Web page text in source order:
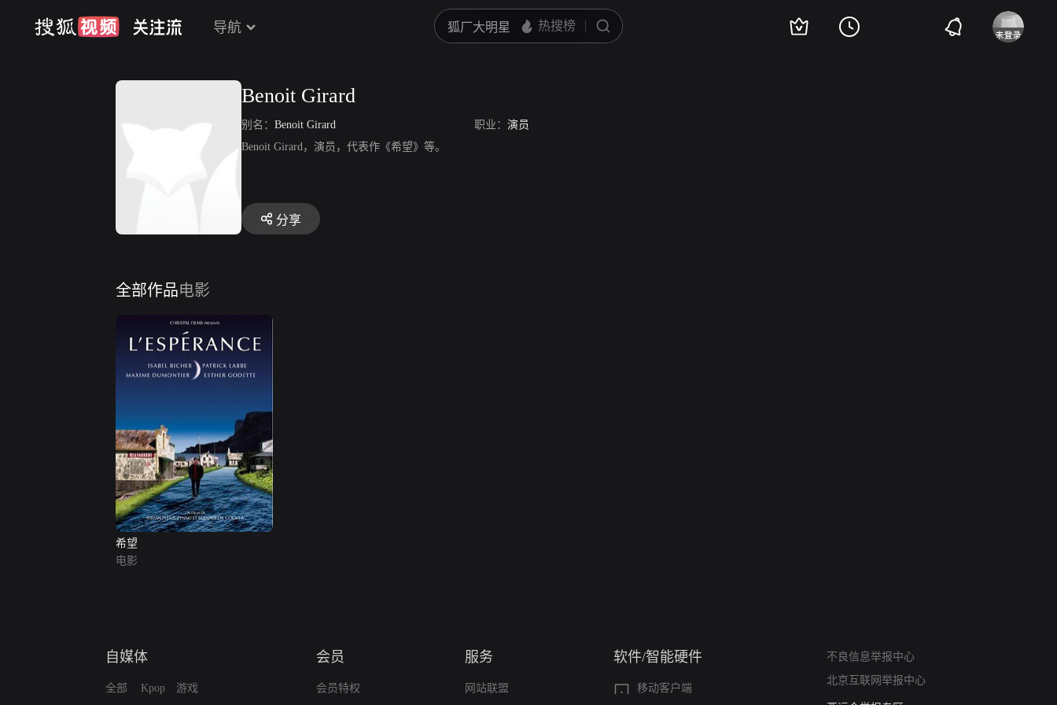
导航
Benoit Girard
别名： Benoit Girard 职业： 演员
Benoit Girard，演员，代表作《希望》等。
分享
全部作品电影
希望
电影
自媒体
全部 Kpop 游戏
会员
会员特权
服务
网站联盟
软件/智能硬件
移动客户端
不良信息举报中心
北京互联网举报中心
算法推荐专项举报